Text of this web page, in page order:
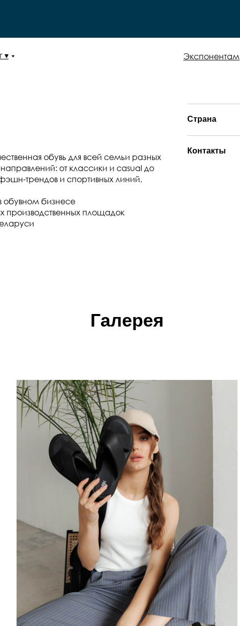
▾ Экспонентам
Страна
обувь для всей семьи разных
направлений: от классики и casual до
трендов и спортивных линий.
обувном бизнесе
производственных площадок
Контакты
Галерея